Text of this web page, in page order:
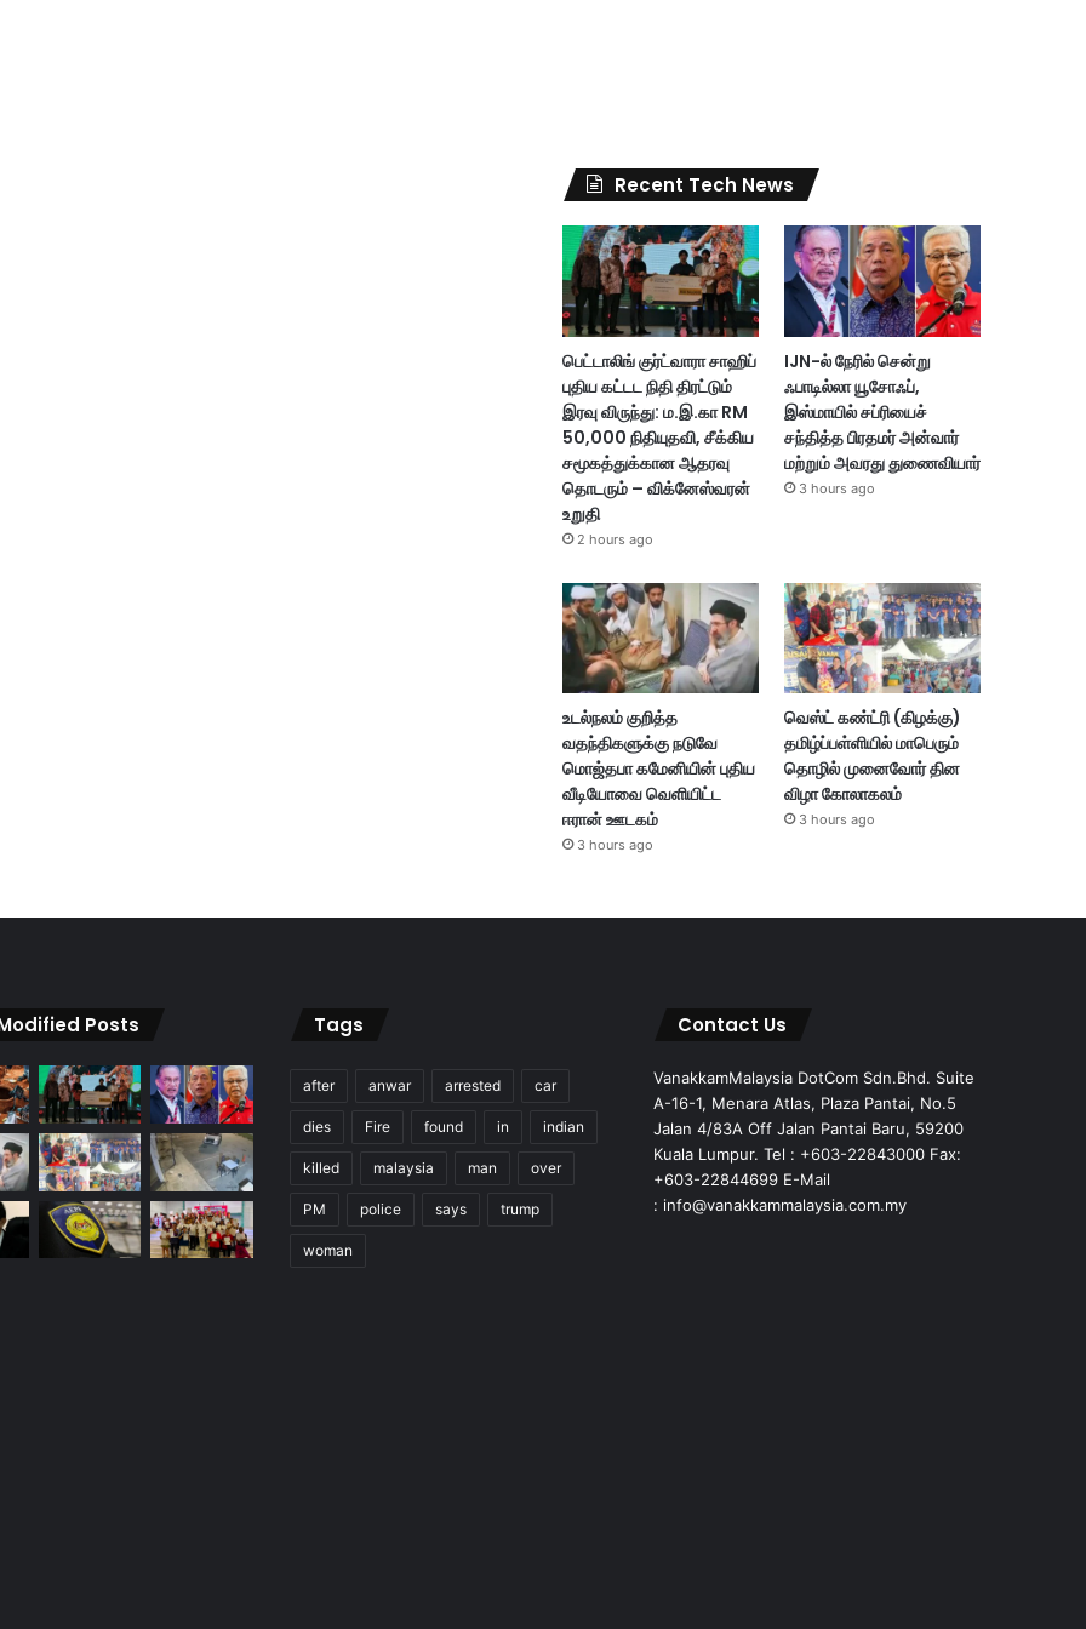
Recent Tech News
பெட்டாலிங் குர்ட்வாரா சாஹிப்
புதிய கட்டட நிதி திரட்டும்
இரவு விருந்து: ம.இ.கா RM
50,000 நிதியுதவி, சீக்கிய
சமூகத்துக்கான ஆதரவு
தொடரும் – விக்னேஸ்வரன்
உறுதி
2 hours ago
IJN-ல் நேரில் சென்று
ஃபாடில்லா யூசோஃப்,
இஸ்மாயில் சப்ரியைச்
சந்தித்த பிரதமர் அன்வார்
மற்றும் அவரது துணைவியார்
3 hours ago
உடல்நலம் குறித்த
வதந்திகளுக்கு நடுவே
மொஜ்தபா கமேனியின் புதிய
வீடியோவை வெளியிட்ட
ஈரான் ஊடகம்
3 hours ago
வெஸ்ட் கண்ட்ரி (கிழக்கு)
தமிழ்ப்பள்ளியில் மாபெரும்
தொழில் முனைவோர் தின
விழா கோலாகலம்
3 hours ago
Posts Tags
after anwar arrested car
dies Fire found in indian
killed malaysia man over
PM police says trump
woman
Contact Us
VanakkamMalaysia DotCom Sdn.Bhd. Suite
A-16-1, Menara Atlas, Plaza Pantai, No.5
Jalan 4/83A Off Jalan Pantai Baru, 59200
Kuala Lumpur. Tel : +603-22843000 Fax:
+603-22844699 E-Mail
: info@vanakkammalaysia.com.my